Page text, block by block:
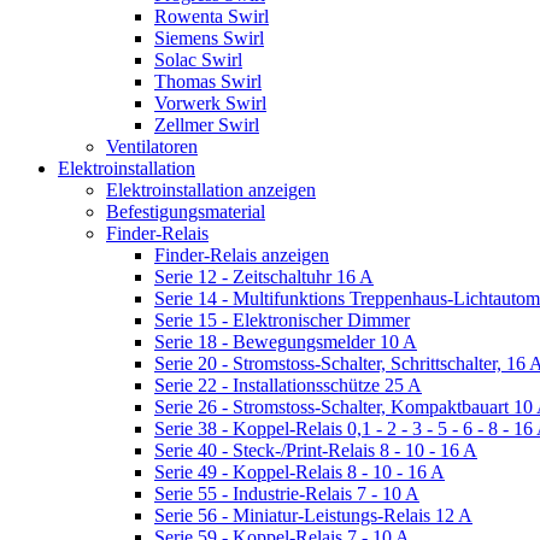
Rowenta Swirl
Siemens Swirl
Solac Swirl
Thomas Swirl
Vorwerk Swirl
Zellmer Swirl
Ventilatoren
Elektroinstallation
Elektroinstallation anzeigen
Befestigungsmaterial
Finder-Relais
Finder-Relais anzeigen
Serie 12 - Zeitschaltuhr 16 A
Serie 14 - Multifunktions Treppenhaus-
Serie 15 - Elektronischer Dimmer
Serie 18 - Bewegungsmelder 10 A
Serie 20 - Stromstoss-Schalter, Schrittschalter, 16 A
Serie 22 - Installationsschütze 25 A
Serie 26 - Stromstoss-Schalter, Kompaktbauart 10
Serie 38 - Koppel-Relais 0,1 - 2 - 3 - 5 - 6 - 8 - 16
Serie 40 - Steck-/Print-Relais 8 - 10 - 16 A
Serie 49 - Koppel-Relais 8 - 10 - 16 A
Serie 55 - Industrie-Relais 7 - 10 A
Serie 56 - Miniatur-Leistungs-Relais 12 A